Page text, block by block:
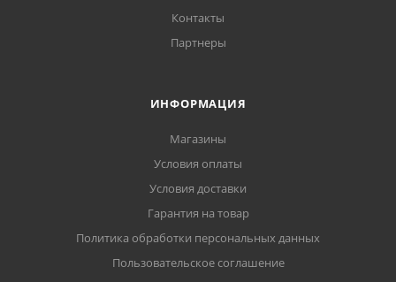
Контакты
Партнеры
ИНФОРМАЦИЯ
Магазины
Условия оплаты
Условия доставки
Гарантия на товар
Политика обработки персональных данных
Пользовательское соглашение